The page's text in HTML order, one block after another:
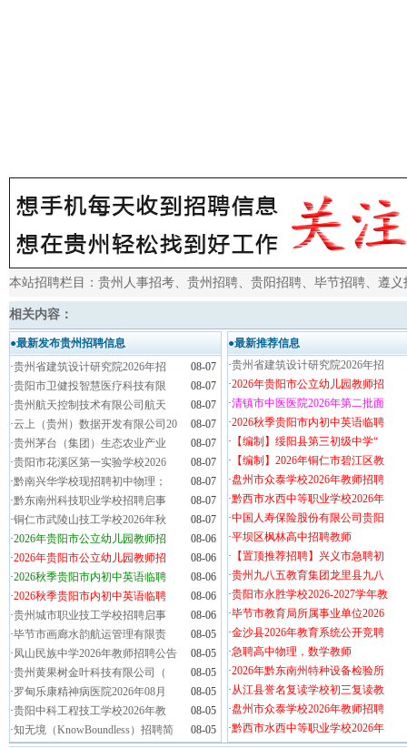
本站招聘栏目： 贵州人事招考、 贵州招聘、 贵阳招聘、 毕节招聘、 遵义
相关内容：
●最新发布贵州招聘信息
·贵州省建筑设计研究院2026年招
08-07
·贵阳市卫健投智慧医疗科技有限
08-07
·贵州航天控制技术有限公司航天
08-07
·云上（贵州）数据开发有限公司20
08-07
·贵州茅台（集团）生态农业产业
08-07
·贵阳市花溪区第一实验学校2026
08-07
·黔南兴华学校现招聘初中物理；
08-07
·黔东南州科技职业学校招聘启事
08-07
·铜仁市武陵山技工学校2026年秋
08-07
·2026年贵阳市公立幼儿园教师招
08-06
·2026年贵阳市公立幼儿园教师招
08-06
·2026秋季贵阳市内初中英语临聘
08-06
·2026秋季贵阳市内初中英语临聘
08-06
·贵州城市职业技工学校招聘启事
08-06
·毕节市画廊水韵航运管理有限责
08-05
·凤山民族中学2026年教师招聘公告
08-05
·贵州黄果树金叶科技有限公司（
08-05
·罗甸乐康精神病医院2026年08月
08-05
·贵阳中科工程技工学校2026年教
08-05
·知无境（KnowBoundless）招聘简 08-05
●最新推荐信息
·贵州省建筑设计研究院2026年招
·2026年贵阳市公立幼儿园教师招
·清镇市中医医院2026年第二批面
·2026秋季贵阳市内初中英语临聘
· 【编制】绥阳县第三初级中学“
· 【编制】2026年铜仁市碧江区教
·盘州市众泰学校2026年教师招聘
·黔西市水西中等职业学校2026年
·中国人寿保险股份有限公司贵阳
·平坝区枫林高中招聘教师
· 【置顶推荐招聘】兴义市急聘初
·贵州九八五教育集团龙里县九八
·贵阳市永胜学校2026-2027学年教
·毕节市教育局所属事业单位2026
·金沙县2026年教育系统公开竞聘
·急聘高中物理，数学教师
·2026年黔东南州特种设备检验所
·从江县誉名复读学校初三复读教
·盘州市众泰学校2026年教师招聘
·黔西市水西中等职业学校2026年